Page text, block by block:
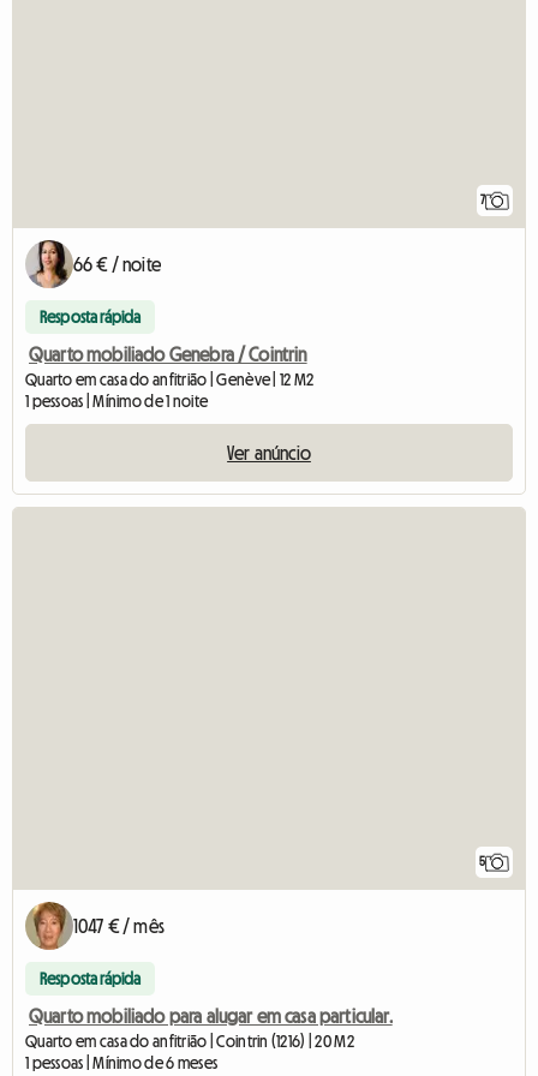
7
66 € / noite
Resposta rápida
Quarto mobiliado Genebra / Cointrin
Quarto em casa do anfitrião | Genève | 12 M2
1 pessoas | Mínimo de 1 noite
Ver anúncio
5
1047 € / mês
Resposta rápida
Quarto mobiliado para alugar em casa particular.
Quarto em casa do anfitrião | Cointrin (1216) | 20 M2
1 pessoas | Mínimo de 6 meses